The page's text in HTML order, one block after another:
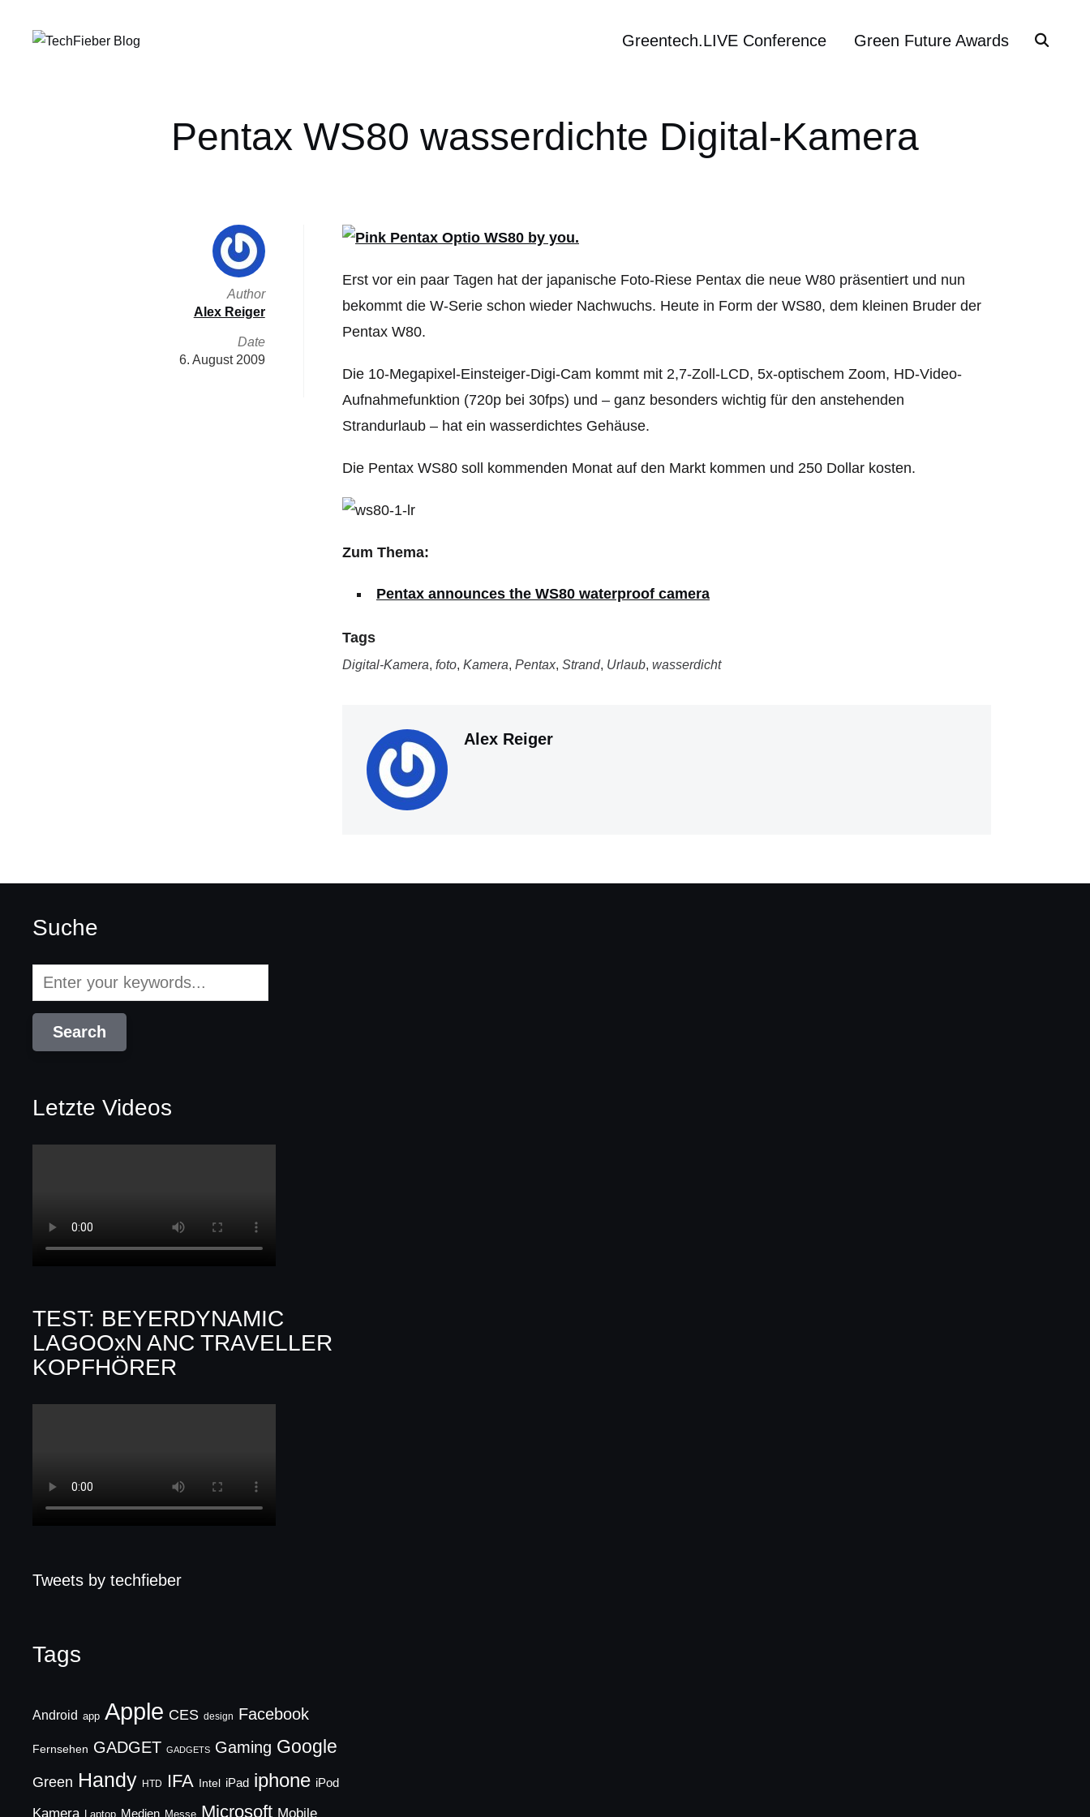
Greentech.LIVE Conference Green Future Awards
Pentax WS80 wasserdichte Digital-Kamera
Erst vor ein paar Tagen hat der japanische Foto-Riese Pentax die neue W80 präsentiert und nun
bekommt die W-Serie schon wieder Nachwuchs. Heute in Form der WS80, dem kleinen Bruder der
Pentax W80.
Die 10-Megapixel-Einsteiger-Digi-Cam kommt mit 2,7-Zoll-LCD, 5x-optischem Zoom, HD-Video-
Aufnahmefunktion (720p bei 30fps) und – ganz besonders wichtig für den anstehenden
Strandurlaub – hat ein wasserdichtes Gehäuse.
Die Pentax WS80 soll kommenden Monat auf den Markt kommen und 250 Dollar kosten.
Zum Thema:
Pentax announces the WS80 waterproof camera
Tags
Digital-Kamera, foto, Kamera, Pentax, Strand, Urlaub, wasserdicht
Alex Reiger
Author
Alex Reiger
Date
6. August 2009
Suche
Letzte Videos
TEST: BEYERDYNAMIC
LAGOOxN ANC TRAVELLER
KOPFHÖRER
Tweets by techfieber
Tags
Android app Apple CES design Facebook
Fernsehen GADGET GADGETS Gaming Google
Green Handy HTD IFA Intel iPad iphone iPod
Kamera Laptop Medien Messe Microsoft Mobile